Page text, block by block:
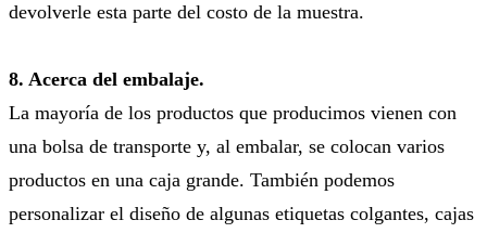
devolverle esta parte del costo de la muestra.
8. Acerca del embalaje.
La mayoría de los productos que producimos vienen con
una bolsa de transporte y, al embalar, se colocan varios
productos en una caja grande. También podemos
personalizar el diseño de algunas etiquetas colgantes, cajas